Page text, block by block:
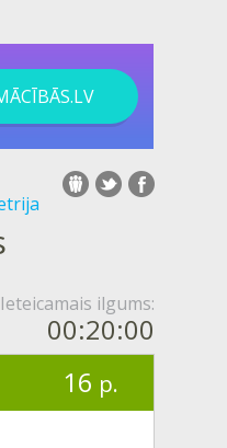
Ieteicamais ilgums:
00:20:00
16 p.